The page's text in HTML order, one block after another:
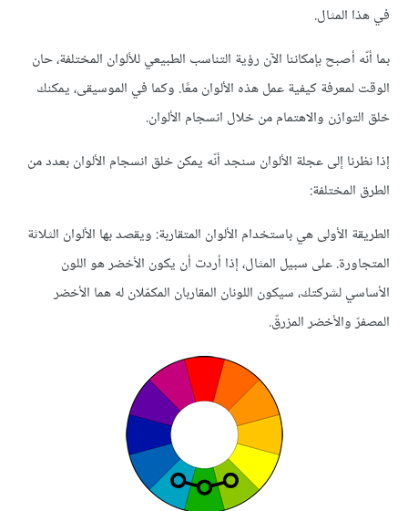
في هذا المثال.
بما أنّه أصبح بإمكاننا الآن رؤية التناسب الطبيعي للألوان المختلفة، حان
الوقت لمعرفة كيفية عمل هذه الألوان معًا. وكما في الموسيقى، يمكنك
خلق التوازن والاهتمام من خلال انسجام الألوان.
إذا نظرنا إلى عجلة الألوان سنجد أنّه يمكن خلق انسجام الألوان بعدد من
الطرق المختلفة:
الطريقة الأولى هي باستخدام الألوان المتقاربة: ويقصد بها الألوان الثلاثة
المتجاورة. على سبيل المثال، إذا أردت أن يكون الأخضر هو اللون
الأساسي لشركتك، سيكون اللونان المقاربان المكمّلان له هما الأخضر
المصفرّ والأخضر المزرقّ.